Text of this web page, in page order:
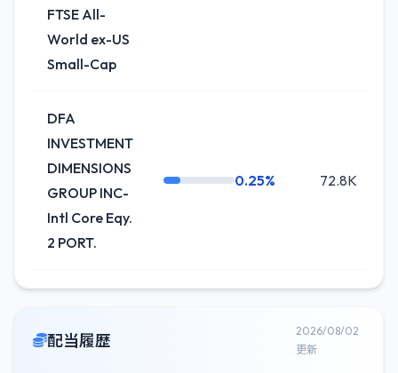
FTSE All-
World ex-US
Small-Cap
DFA
INVESTMENT
DIMENSIONS
GROUP INC-
Intl Core Eqy.
2 PORT.
0.25% 72.8K
配当履歴
2026/08/02
更新